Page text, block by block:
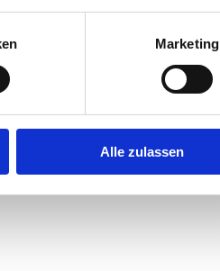
Marketing
Alle zulassen